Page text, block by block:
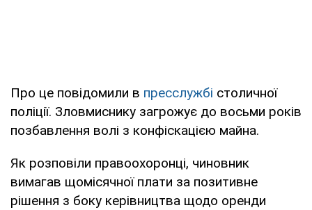
Про це повідомили в пресслужбі столичної
поліції. Зловмиснику загрожує до восьми років
позбавлення волі з конфіскацією майна.
Як розповіли правоохоронці, чиновник
вимагав щомісячної плати за позитивне
рішення з боку керівництва щодо оренди